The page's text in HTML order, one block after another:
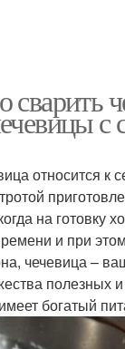
сварить
относится к
на готовку
и при
чечевица –
полезных
богатый